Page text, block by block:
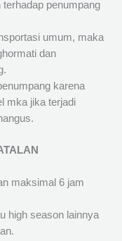
penumpang
umum, maka
dan
karena
mka jika terjadi
maksimal 6 jam
high season lainnya